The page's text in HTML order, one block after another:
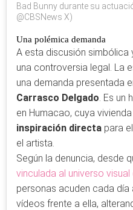
Bad Bunny durante su
@CBSNews X)
Una polémica demanda
A esta discusión simbólica
una controversia legal. La
una demanda presentada
Carrasco Delgado . Es
en Humacao, cuya vivienda
inspiración directa para
el artista.
Según la denuncia, desde
vinculada al universo visual
personas acuden cada
vídeos frente a ella,